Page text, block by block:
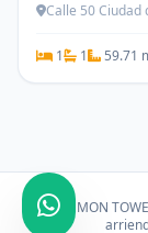
Calle 50 Ciudad
1 1 59.71
PH LEMON